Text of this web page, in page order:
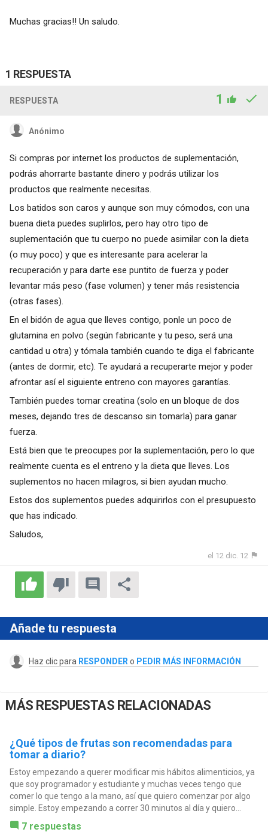
Muchas gracias!! Un saludo.
1 RESPUESTA
RESPUESTA 1
Anónimo
Si compras por internet los productos de suplementación,
podrás ahorrarte bastante dinero y podrás utilizar los
productos que realmente necesitas.
Los batidos son caros y aunque son muy cómodos, con una
buena dieta puedes suplirlos, pero hay otro tipo de
suplementación que tu cuerpo no puede asimilar con la dieta
(o muy poco) y que es interesante para acelerar la
recuperación y para darte ese puntito de fuerza y poder
levantar más peso (fase volumen) y tener más resistencia
(otras fases).
En el bidón de agua que lleves contigo, ponle un poco de
glutamina en polvo (según fabricante y tu peso, será una
cantidad u otra) y tómala también cuando te diga el fabricante
(antes de dormir, etc). Te ayudará a recuperarte mejor y poder
afrontar así el siguiente entreno con mayores garantías.
También puedes tomar creatina (solo en un bloque de dos
meses, dejando tres de descanso sin tomarla) para ganar
fuerza.
Está bien que te preocupes por la suplementación, pero lo que
realmente cuenta es el entreno y la dieta que lleves. Los
suplementos no hacen milagros, si bien ayudan mucho.
Estos dos suplementos puedes adquirirlos con el presupuesto
que has indicado.
Saludos,
el 12 dic. 12
Añade tu respuesta
Haz clic para RESPONDER o PEDIR MÁS INFORMACIÓN
MÁS RESPUESTAS RELACIONADAS
¿Qué tipos de frutas son recomendadas para
tomar a diario?
Estoy empezando a querer modificar mis hábitos alimenticios, ya
que soy programador y estudiante y muchas veces tengo que
comer lo que tengo a la mano, así que quiero comenzar por algo
simple. Estoy empezando a correr 30 minutos al día y quiero...
7 respuestas